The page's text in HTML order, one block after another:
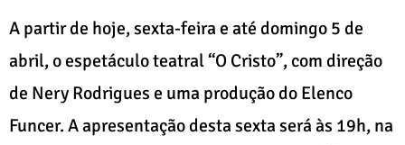
A partir de hoje, sexta-feira e até domingo 5 de
abril, o espetáculo teatral “O Cristo”, com direção
de Nery Rodrigues e uma produção do Elenco
Funcer. A apresentação desta sexta será às 19h, na